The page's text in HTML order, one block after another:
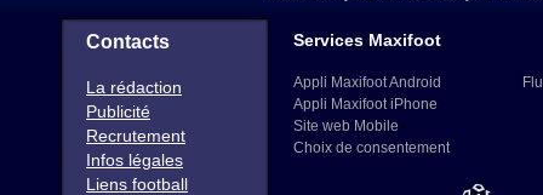
Contacts
La rédaction
Publicité
Recrutement
Infos légales
Liens football
Services Maxifoot
Appli Maxifoot Android
Appli Maxifoot iPhone
Site web Mobile
Choix de consentement